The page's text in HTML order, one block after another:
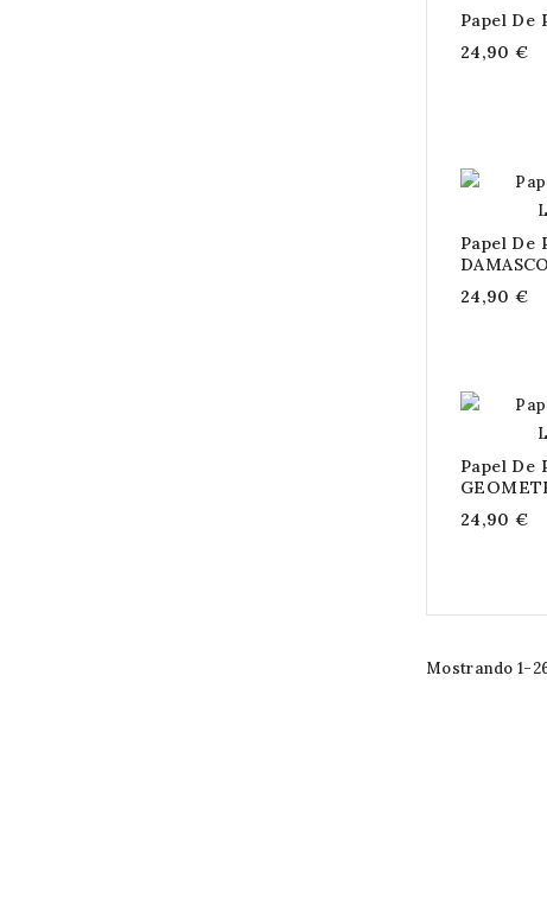
Papel De
24,90 €
Papel De
DAMASCO
24,90 €
Papel De
24,90 €
Mostrando 1-